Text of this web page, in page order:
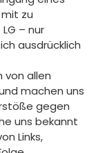
zu
– nur
ausdrücklich
von allen
machen uns
gegen
uns bekannt
Links,